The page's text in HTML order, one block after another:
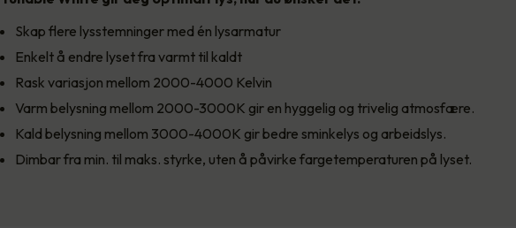
Skap flere lysstemninger med én lysarmatur
Enkelt å endre lyset fra varmt til kaldt
Rask variasjon mellom 2000-4000 Kelvin
Varm belysning mellom 2000-3000K gir en hyggelig og trivelig atmosfære.
Kald belysning mellom 3000-4000K gir bedre sminkelys og arbeidslys.
Dimbar fra min. til maks. styrke, uten å påvirke fargetemperaturen på lyset.